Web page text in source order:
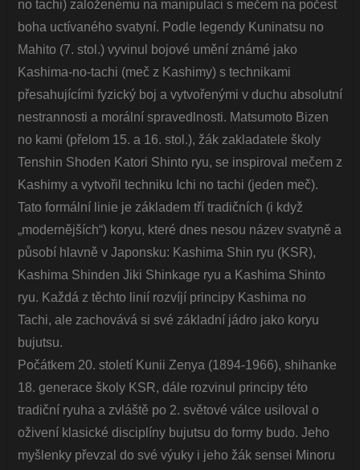
no tachi) založenému na manipulaci s mečem na počest
boha uctívaného svatyní. Podle legendy Kuninatsu no
Mahito (7. stol.) vyvinul bojové umění známé jako
Kashima-no-tachi (meč z Kashimy) s technikami
přesahujícími fyzický boj a vytvořenými v duchu absolutní
nestrannosti a morální spravedlnosti. Matsumoto Bizen
no kami (přelom 15. a 16. stol.), žák zakladatele školy
Tenshin Shoden Katori Shinto ryu, se inspiroval mečem z
Kashimy a vytvořil techniku Ichi no tachi (jeden meč).
Tato formální linie je základem tří tradičních (i když
„modernějších“) koryu, které dnes nesou název svatyně a
působí hlavně v Japonsku: Kashima Shin ryu (KSR),
Kashima Shinden Jiki Shinkage ryu a Kashima Shinto
ryu. Každá z těchto linií rozvíjí principy Kashima no
Tachi, ale zachovává si své základní jádro jako koryu
bujutsu.
Počátkem 20. století Kunii Zenya (1894-1966), shihanke
18. generace školy KSR, dále rozvinul principy této
tradiční ryuha a zvláště po 2. světové válce usiloval o
oživení klasické disciplíny bujutsu do formy budo. Jeho
myšlenky převzal do své výuky i jeho žák sensei Minoru